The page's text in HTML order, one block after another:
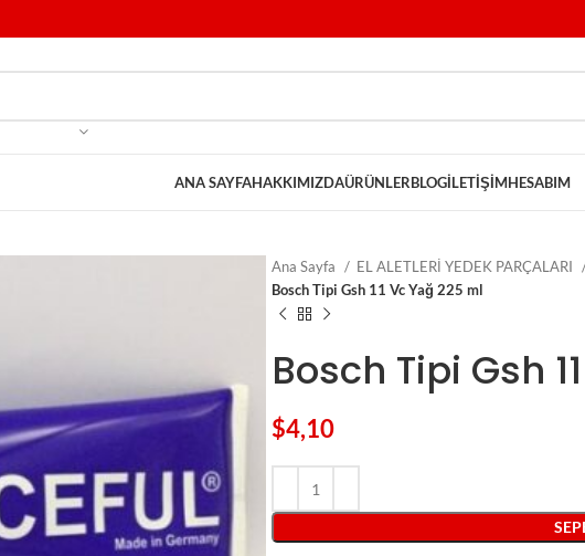
ANA SAYFAHAKKIMIZDAÜRÜNLERBLOGİLETIŞIMHESABIM
Ana Sayfa EL ALETLERİ YEDEK PARÇALARI
Bosch Tipi Gsh 11 Vc Yağ 225 ml
Bosch Tipi Gsh
$4,10